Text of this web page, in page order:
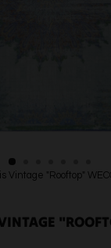
Vintage "Rooftop"